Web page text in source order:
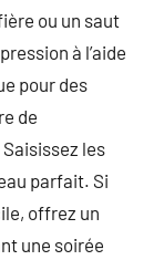
ou un saut
à l’aide
pour des
de
les
parfait. Si
offrez un
une soirée